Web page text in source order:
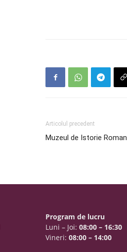
Articolul precedent
Muzeul de Istorie Roman
Program de lucru
Luni – Joi:08:00 – 16:30
Vineri:08:00 – 14:00